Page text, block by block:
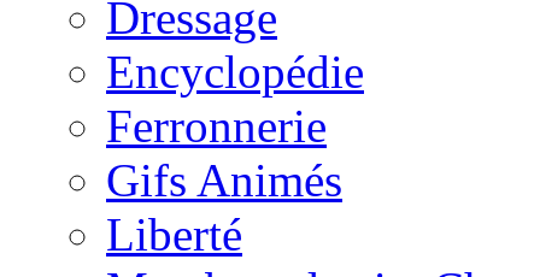
Dressage
Encyclopédie
Ferronnerie
Gifs Animés
Liberté